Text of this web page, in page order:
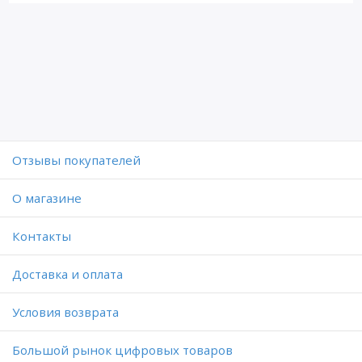
Отзывы покупателей
O магазине
Контакты
Доставка и оплата
Условия возврата
Большой рынок цифровых товаров